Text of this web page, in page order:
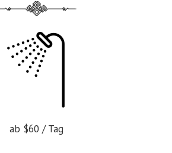
ab $60 / Tag